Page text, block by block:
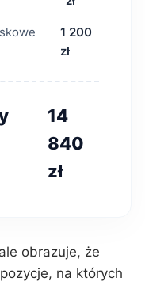
1 200
zł
14
840
zł
obrazuje, że
na których